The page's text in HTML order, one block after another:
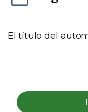
El título del